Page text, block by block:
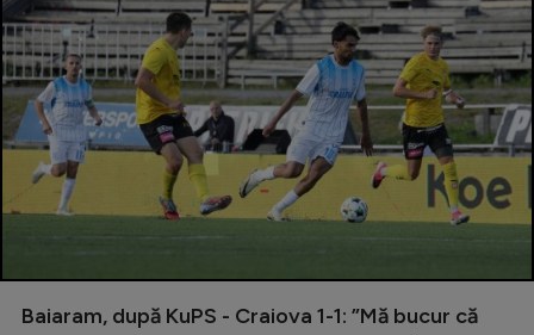
Baiaram, după KuPS - Craiova 1-1: ”Mă bucur că